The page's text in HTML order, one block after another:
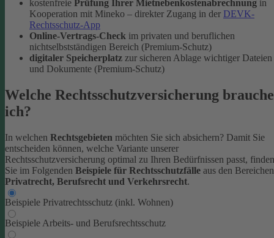
kostenfreie Prüfung Ihrer Mietnebenkostenabrechnung in
Kooperation mit Mineko – direkter Zugang in der DEVK-
Rechtsschutz-App
Online-Vertrags-Check im privaten und beruflichen
nichtselbstständigen Bereich (Premium-Schutz)
digitaler Speicherplatz zur sicheren Ablage wichtiger Dateien
und Dokumente (Premium-Schutz)
Welche Rechtsschutzversicherung brauche
ich?
In welchen Rechtsgebieten möchten Sie sich absichern? Damit Sie
entscheiden können, welche Variante unserer
Rechtsschutzversicherung optimal zu Ihren Bedürfnissen passt, finden
Sie im Folgenden Beispiele für Rechtsschutzfälle aus den Bereichen
Privatrecht, Berufsrecht und Verkehrsrecht.
Beispiele Privatrechtsschutz (inkl. Wohnen)
Beispiele Arbeits- und Berufsrechtsschutz